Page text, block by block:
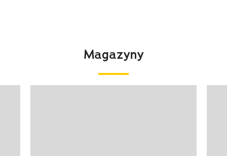
Magazyny